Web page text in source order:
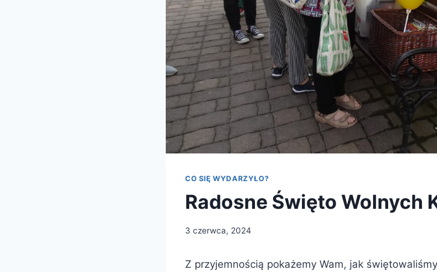
CO SIĘ WYDARZYŁO?
Radosne Święto Wolnych
3 czerwca, 2024
Z przyjemnością pokażemy Wam, jak